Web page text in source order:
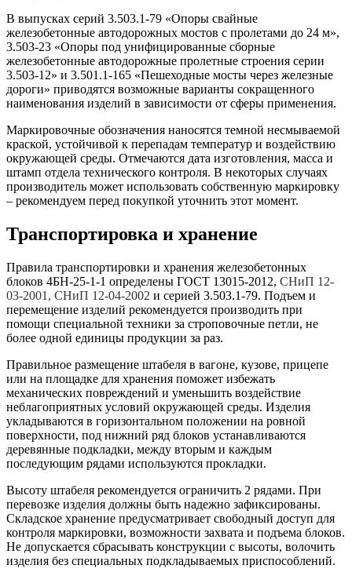
В выпусках серий 3.503.1-79 «Опоры свайные
железобетонные автодорожных мостов с пролетами до 24 м»,
3.503-23 «Опоры под унифицированные сборные
железобетонные автодорожные пролетные строения серии
3.503-12» и 3.501.1-165 «Пешеходные мосты через железные
дороги» приводятся возможные варианты сокращенного
наименования изделий в зависимости от сферы применения.
Маркировочные обозначения наносятся темной несмываемой
краской, устойчивой к перепадам температур и воздействию
окружающей среды. Отмечаются дата изготовления, масса и
штамп отдела технического контроля. В некоторых случаях
производитель может использовать собственную маркировку
– рекомендуем перед покупкой уточнить этот момент.
Транспортировка и хранение
Правила транспортировки и хранения железобетонных
блоков 4БН-25-1-1 определены ГОСТ 13015-2012, СНиП 12-
03-2001, СНиП 12-04-2002 и серией 3.503.1-79. Подъем и
перемещение изделий рекомендуется производить при
помощи специальной техники за строповочные петли, не
более одной единицы продукции за раз.
Правильное размещение штабеля в вагоне, кузове, прицепе
или на площадке для хранения поможет избежать
механических повреждений и уменьшить воздействие
неблагоприятных условий окружающей среды. Изделия
укладываются в горизонтальном положении на ровной
поверхности, под нижний ряд блоков устанавливаются
деревянные подкладки, между вторым и каждым
последующим рядами используются прокладки.
Высоту штабеля рекомендуется ограничить 2 рядами. При
перевозке изделия должны быть надежно зафиксированы.
Складское хранение предусматривает свободный доступ для
контроля маркировки, возможности захвата и подъема блоков.
Не допускается сбрасывать конструкции с высоты, волочить
изделия без специальных подкладываемых приспособлений.